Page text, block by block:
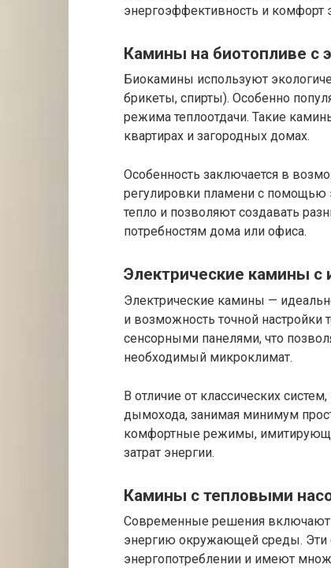
энергоэффективность и комфорт
Камины на биотопливе
Биокамины используют
брикеты, спирты). Особенно
режима теплоотдачи. Такие
квартирах и загородных домах.
Особенность заключается в
регулировки пламени с помощью
тепло и позволяют создавать
потребностям дома или офиса.
Электрические камины
Электрические камины —
и возможность точной
сенсорными панелями, что
необходимый микроклимат.
В отличие от классических
дымохода, занимая минимум
комфортные режимы,
затрат энергии.
Камины с тепловыми
Современные решения включают
энергию окружающей среды. Эти
энергопотреблении и имеют